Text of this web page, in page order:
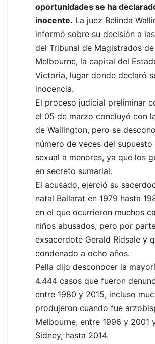
oportunidades se ha
inocente. La juez Belinda
informó sobre su decisión a
del Tribunal de Magistrados de
Melbourne, la capital del
Victoria, lugar donde declaró
inocencia.
El proceso judicial preliminar
el 05 de marzo concluyó con
de Wallington, pero se
número de veces del supuesto
sexual a menores, ya que los
en secreto sumarial.
El acusado, ejerció su
natal Ballarat en 1979 hasta
en el que ocurrieron muchos
niños abusados, pero por
exsacerdote Gerald Ridsale y
condenado a ocho años.
Pella dijo desconocer la
4.444 casos que fueron
entre 1980 y 2015, incluso
produjeron cuando fue
Melbourne, entre 1996 y 2001
Sidney, hasta 2014.